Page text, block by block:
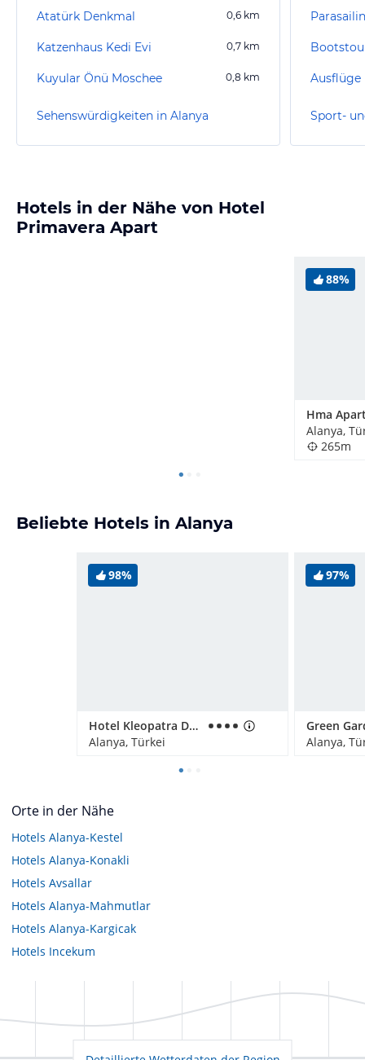
Atatürk Denkmal 0,6 km
Katzenhaus Kedi Evi 0,7 km
Kuyular Önü Moschee 0,8 km
Sehenswürdigkeiten in Alanya
Ausflüge
Sport-
Hotels in der Nähe von Hotel
Primavera Apart
88%
Hma
Alanya,
265m
Beliebte Hotels in Alanya
98%
Hotel Kleopatra Dreams Beach
Alanya, Türkei
97%
Alanya,
Orte in der Nähe
Hotels Alanya-Kestel
Hotels Alanya-Konakli
Hotels Avsallar
Hotels Alanya-Mahmutlar
Hotels Alanya-Kargicak
Hotels Incekum